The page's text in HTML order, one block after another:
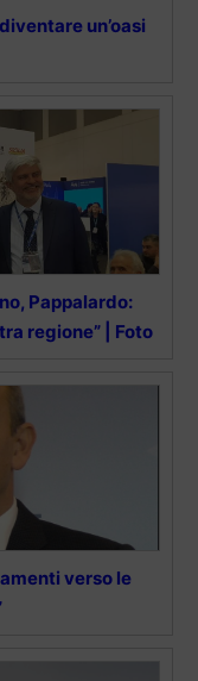
un’oasi
Pappalardo:
regione” | Foto
verso le